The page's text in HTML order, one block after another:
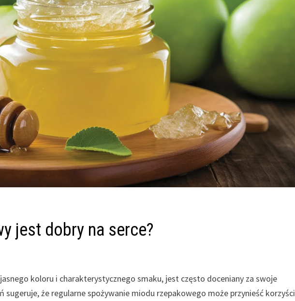
jest dobry na serce?
koloru i charakterystycznego smaku, jest często doceniany za swoje
sugeruje, że regularne spożywanie miodu rzepakowego może przynieść korzyści